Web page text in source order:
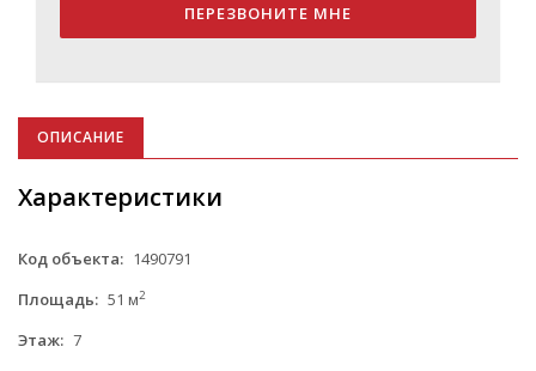
ПЕРЕЗВОНИТЕ МНЕ
ОПИСАНИЕ
Характеристики
Код объекта: 1490791
Площадь: 51 м2
Этаж: 7